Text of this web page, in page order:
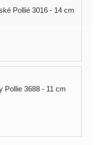
Pollié 3016 - 14 cm
Pollie 3688 - 11 cm